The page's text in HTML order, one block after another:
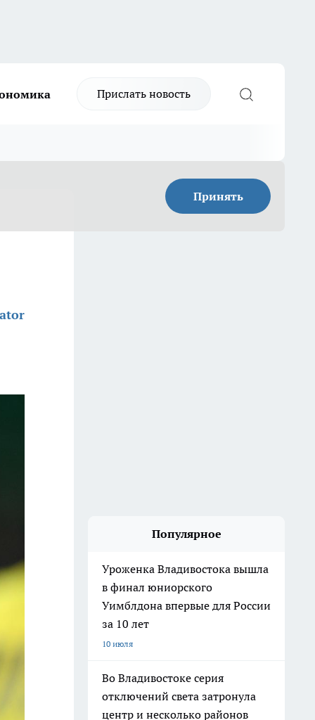
Прислать новость
Принять
Популярное
Уроженка Владивостока вышла
в финал юниорского
Уимблдона впервые для России
за 10 лет
10 июля
Во Владивостоке серия
отключений света затронула
центр и несколько районов